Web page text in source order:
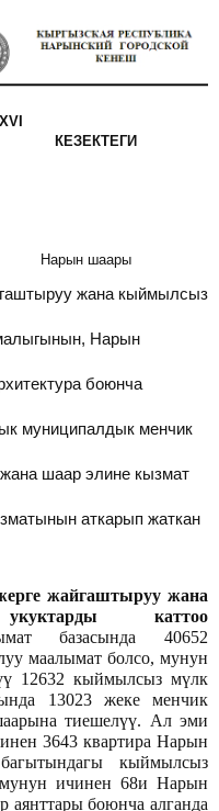
жыл
жана кыймылсыз
Нарын
боюнча
муниципалдык менчик
шаар элине кызмат
аткарып жаткан
жайгаштыруу жана
каттоо
базасында 40652
маалымат болсо, мунун
12632 кыймылсыз мүлк
13023 жеке менчик
тиешелүү. Ал эми
3643 квартира Нарын
кыймылсыз
ичинен 68и Нарын
боюнча алганда